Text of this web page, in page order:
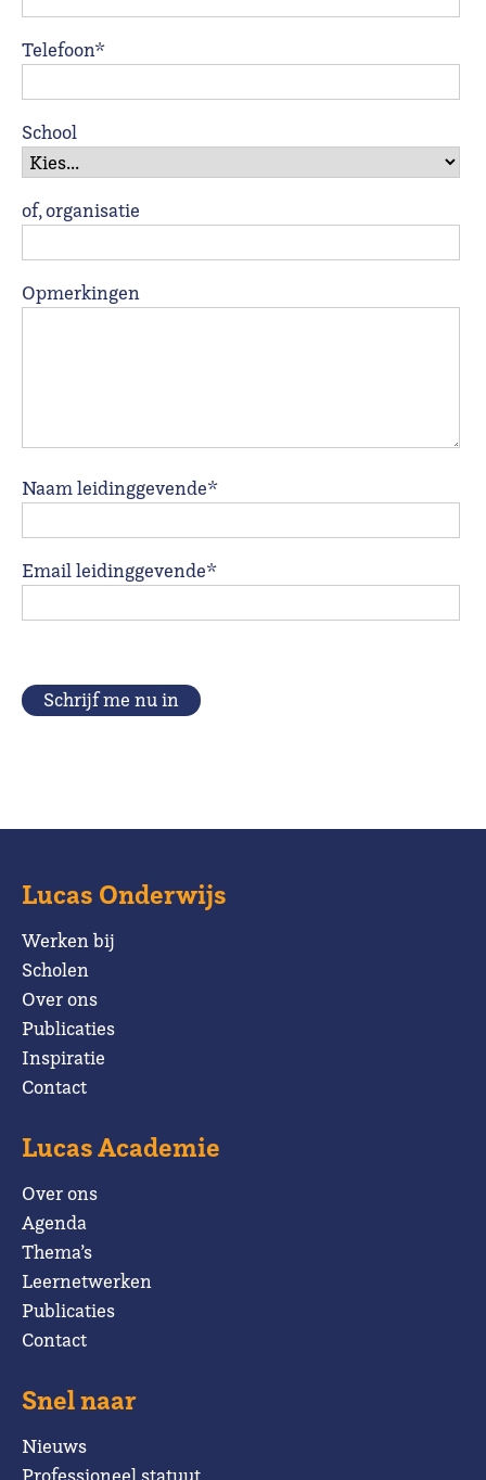
Telefoon*
School
of, organisatie
Opmerkingen
Naam leidinggevende*
Email leidinggevende*
Schrijf me nu in
Lucas Onderwijs
Werken bij
Scholen
Over ons
Publicaties
Inspiratie
Contact
Lucas Academie
Over ons
Agenda
Thema’s
Leernetwerken
Publicaties
Contact
Snel naar
Nieuws
Professioneel statuut